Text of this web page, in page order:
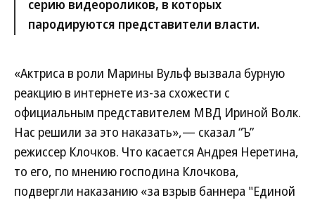
серию видеороликов, в которых
пародируются представители власти.
«Актриса в роли Марины Вульф вызвала бурную
реакцию в интернете из-за схожести с
официальным представителем МВД Ириной Волк.
Нас решили за это наказать»,— сказал “Ъ”
режиссер Клочков. Что касается Андрея Неретина,
то его, по мнению господина Клочкова,
подвергли наказанию «за взрыв баннера "Единой